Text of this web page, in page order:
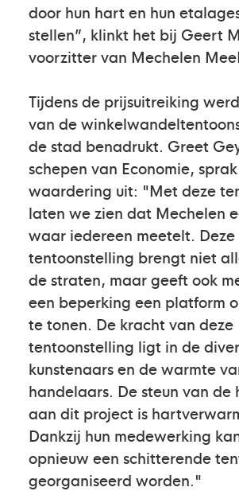
door hun hart en hun
stellen”, klinkt het bij Geert
voorzitter van Mechelen
Tijdens de prijsuitreiking
van de
de stad benadrukt. Greet
schepen van Economie,
waardering uit: "Met deze
laten we zien dat Mechelen
waar iedereen meetelt. Deze
tentoonstelling brengt niet
de straten, maar geeft ook
een beperking een platform
te tonen. De kracht van deze
tentoonstelling ligt in de
kunstenaars en de warmte
handelaars. De steun van de
aan dit project is
Dankzij hun medewerking
opnieuw een schitterende
georganiseerd worden."